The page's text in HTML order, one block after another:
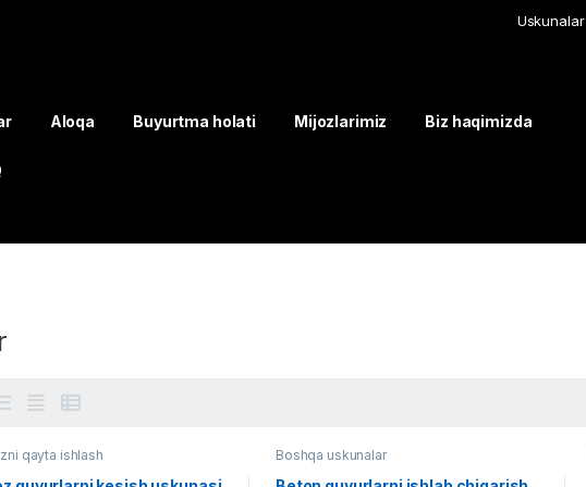
Uskunalar
Aloqa Buyurtma holati Mijozlarimiz Biz haqimizda
qayta ishlash Boshqa uskunalar